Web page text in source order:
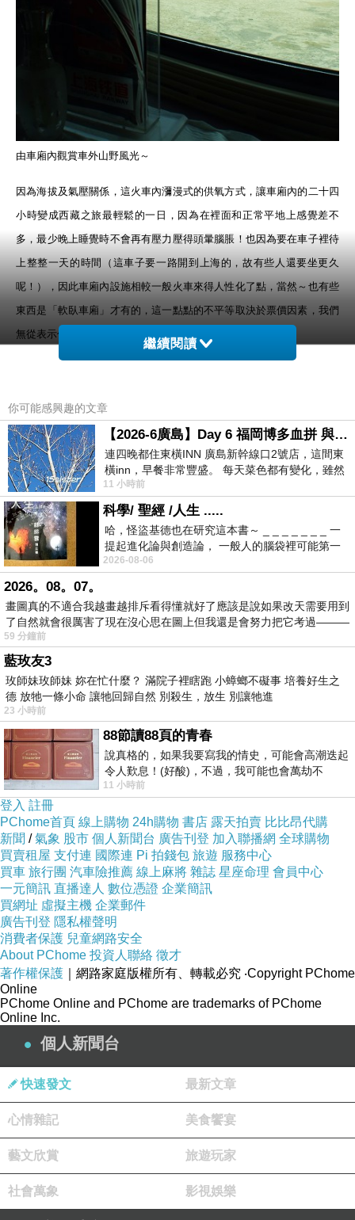
由車廂內觀賞車外山野風光～
因為海拔及氣壓關係，這火車內瀰漫式的供氧方式，讓車廂內的二十四
小時變成西藏之旅最輕鬆的一日，因為在裡面和正常平地上感覺差不
多，最少晚上睡覺時不會再有壓力壓得頭暈腦脹！也因為要在車子裡待
上整整一天的時間（這車子要一路開到上海的，故有些人還要坐更久
呢！），因此車廂內設施相較一般火車來得人性化了點，當然～也有些
東西是「軟臥車廂」才有的，這一點點的不平等取決於票價因素，我們
無從表示什麼意見。
因為沒有浴室，所以這豪華的洗手台，可是我們“盥洗”的地方呢！而旁
邊那個小的不能再小的門，當然就是火車內的廁所啦，裡頭的設備就和
飛機上的一樣哩！
走道上設置整排可收式椅子，方便旅客坐在這裡觀看車外風景～
繼續閱讀
你可能感興趣的文章
【2026-6廣島】Day 6 福岡博多血拼 與機場接送少年司機深夜對談
連四晚都住東橫INN 廣島新幹線口2號店，這間東
橫inn，早餐非常豐盛。 每天菜色都有變化，雖然
看到工作人員拿出料理包加熱，但
11 小時前
科學/ 聖經 /人生 .....
哈，怪盜基德也在研究這本書～ _ _ _ _ _ _ _ 一
提起進化論與創造論， 一般人的腦袋裡可能第一
時間就有「 進化論很科
2026-08-06
2026。08。07。
畫圖真的不適合我越畫越排斥看得懂就好了應該是說如果改天需要用到
了自然就會很厲害了現在沒心思在圖上但我還是會努力把它考過———
59 分鐘前
藍玫友3
玫師妹玫師妹 妳在忙什麼？ 滿院子裡瞎跑 小蟑螂不礙事 培養好生之
德 放牠一條小命 讓牠回歸自然 別殺生，放生 別讓牠進
23 小時前
88節讀88頁的青春
說真格的，如果我要寫我的情史，可能會高潮迭起
令人歎息！(好酸)，不過，我可能也會萬劫不
復...，每天跪鍵盤還是被判了花心的罪
11 小時前
登入 註冊
PChome首頁 線上購物 24h購物 書店 露天拍賣 比比昂代購
新聞 /氣象 股市 個人新聞台 廣告刊登 加入聯播網 全球購物
買賣租屋 支付連 國際連 Pi 拍錢包 旅遊 服務中心
買車 旅行團 汽車險推薦 線上麻將 雜誌 星座命理 會員中心
一元簡訊 直播達人 數位憑證 企業簡訊
買網址 虛擬主機 企業郵件
廣告刊登 隱私權聲明
消費者保護 兒童網路安全
About PChome 投資人聯絡 徵才
著作權保護 ｜網路家庭版權所有、轉載必究 ‧Copyright PChome
Online
PChome Online and PChome are trademarks of PChome
Online Inc.
個人新聞台
快速發文 最新文章
心情雜記 美食饗宴
藝文欣賞 旅遊玩家
社會萬象 影視娛樂